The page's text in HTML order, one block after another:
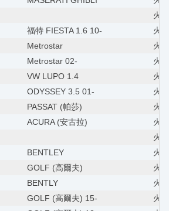
火
福特 FIESTA 1.6 10-
火
Metrostar
火
Metrostar 02-
火
VW LUPO 1.4
火
ODYSSEY 3.5 01-
火
PASSAT (帕莎)
火
ACURA (安古拉)
火
火
BENTLEY
火
GOLF (高爾夫)
火
BENTLY
火
GOLF (高爾夫) 15-
火